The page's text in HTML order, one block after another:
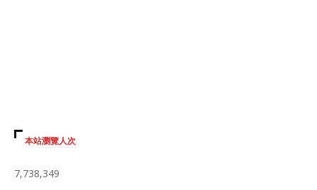
本站瀏覽人次
7,738,349